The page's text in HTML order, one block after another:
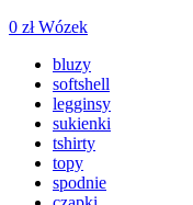
0 zł Wózek
bluzy
softshell
legginsy
sukienki
tshirty
topy
spodnie